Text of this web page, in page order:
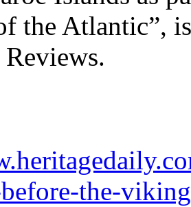
the Atlantic”,
Reviews.
the-